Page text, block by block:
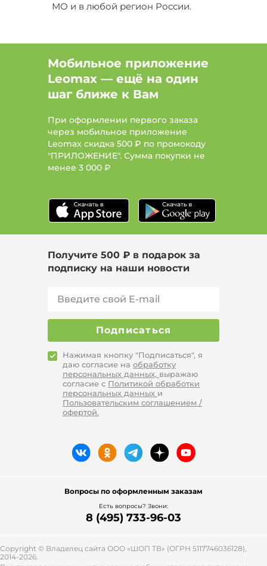
МО и в любой регион России.
Мобильное приложение
Leomax — ещё на один
шаг ближе к Вам
При оформлении первого заказа
через мобильное приложение
Leomax скидка 500 ₽ по промокоду
"ПРИЛОЖЕНИЕ". Сумма покупки не
менее 3 000 ₽
Получите 500 ₽ в подарок за
подписку на наши новости
Подписаться
Нажимая кнопку "Подписаться", я
даю согласие на обработку
персональных данных, выражаю
согласие с Политикой обработки
персональных данных и
Пользовательским соглашением /
офертой.
Вопросы по оформленным заказам
Есть вопросы? Звони:
8 (495) 733-96-03
Copyright © Владелец сайта ООО «ШОП ТВ» (ОГРН 5117746036128),
2014-2026.